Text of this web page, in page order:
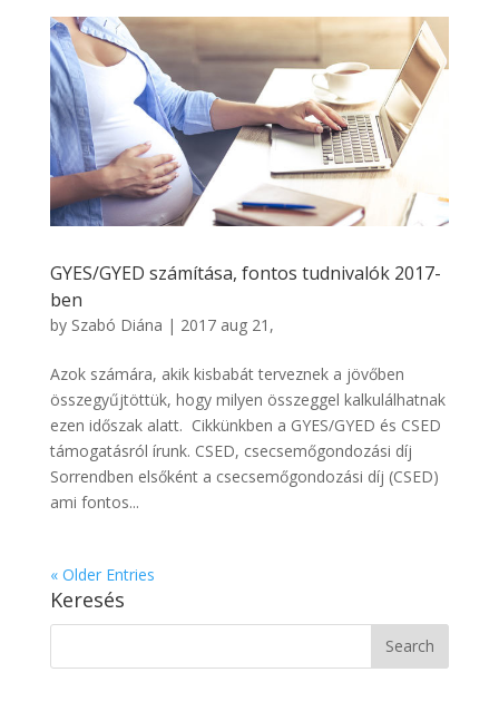
GYES/GYED számítása, fontos tudnivalók 2017-
ben
by Szabó Diána | 2017 aug 21,
Azok számára, akik kisbabát terveznek a jövőben
összegyűjtöttük, hogy milyen összeggel kalkulálhatnak
ezen időszak alatt. Cikkünkben a GYES/GYED és CSED
támogatásról írunk. CSED, csecsemőgondozási díj
Sorrendben elsőként a csecsemőgondozási díj (CSED)
ami fontos...
« Older Entries
Keresés